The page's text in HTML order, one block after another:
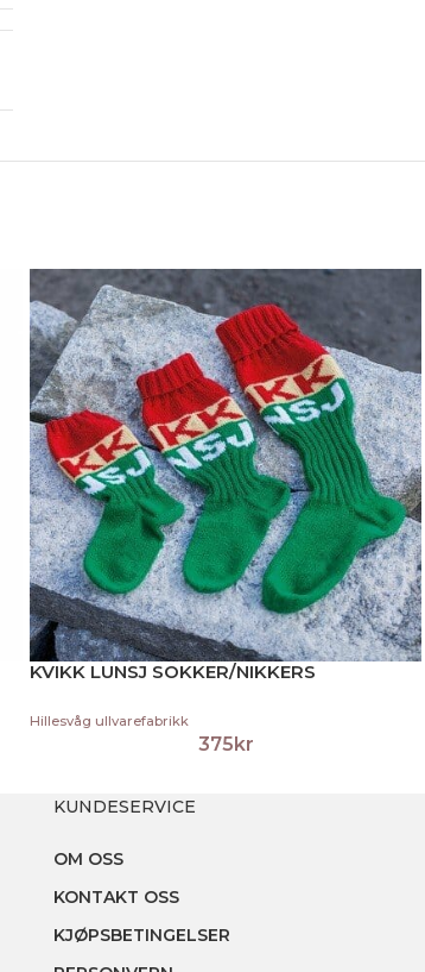
KVIKK LUNSJ SOKKER/NIKKERS
Hillesvåg ullvarefabrikk
375kr
KUNDESERVICE
OM OSS
KONTAKT OSS
KJØPSBETINGELSER